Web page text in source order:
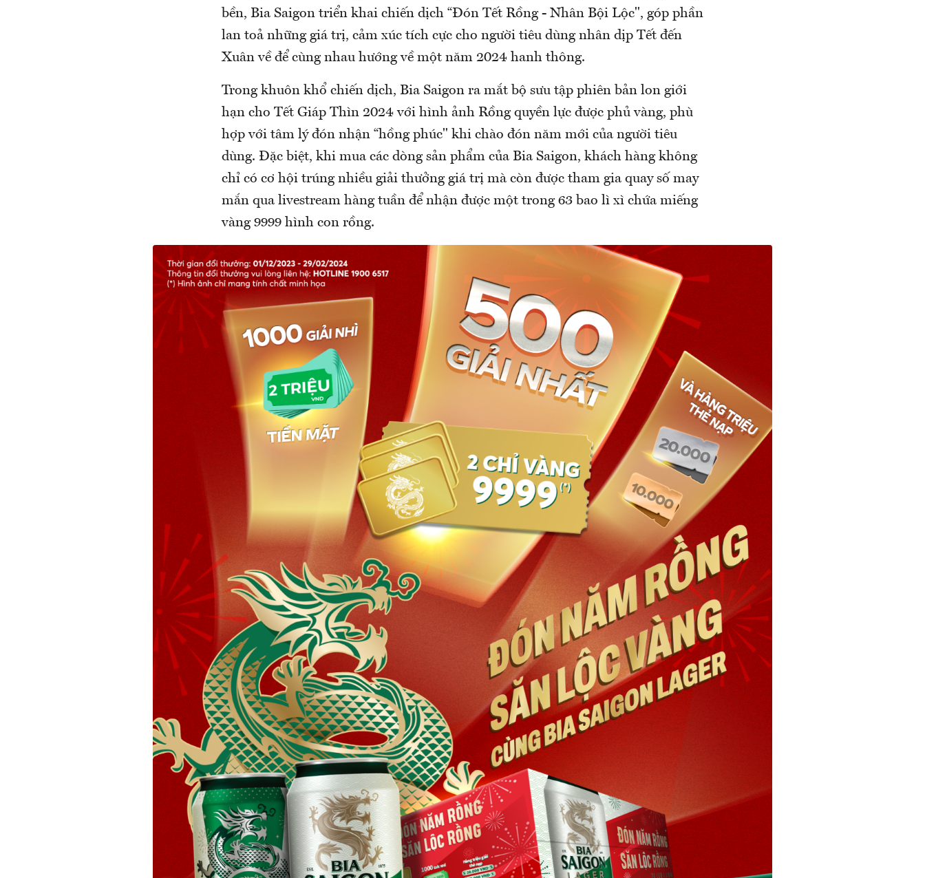
bền, Bia Saigon triển khai chiến dịch “Đón Tết Rồng - Nhân Bội Lộc", góp phần
lan toả những giá trị, cảm xúc tích cực cho người tiêu dùng nhân dịp Tết đến
Xuân về để cùng nhau hướng về một năm 2024 hanh thông.
Trong khuôn khổ chiến dịch, Bia Saigon ra mắt bộ sưu tập phiên bản lon giới
hạn cho Tết Giáp Thìn 2024 với hình ảnh Rồng quyền lực được phủ vàng, phù
hợp với tâm lý đón nhận “hồng phúc" khi chào đón năm mới của người tiêu
dùng. Đặc biệt, khi mua các dòng sản phẩm của Bia Saigon, khách hàng không
chỉ có cơ hội trúng nhiều giải thưởng giá trị mà còn được tham gia quay số may
mắn qua livestream hàng tuần để nhận được một trong 63 bao lì xì chứa miếng
vàng 9999 hình con rồng.